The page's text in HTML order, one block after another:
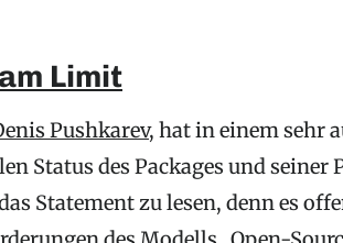
Limit
Pushkarev, hat in einem sehr
Status des Packages und seiner
Statement zu lesen, denn es